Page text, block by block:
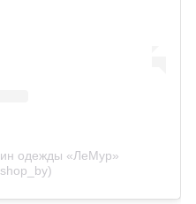
одежды «ЛеМур»